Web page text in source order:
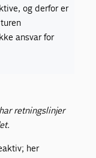
og derfor er
ansvar for
retningslinjer
her